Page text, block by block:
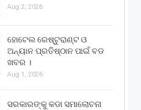
Aug 2, 2026
ହୋଟେଲ ରେଷ୍ଟୁରାଣ୍ଟ ଓ
ଅନ୍ୟାନ ପ୍ରତିଷ୍ଠାନ ପାଇଁ ବଡ
ଖବର ।
Aug 1, 2026
ସରକାରଙ୍କୁ କଡା ସମାଲୋଚନା